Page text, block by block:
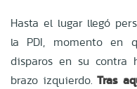
Hasta el lugar llegó
la PDI, momento en
disparos en su contra
brazo izquierdo. Tras